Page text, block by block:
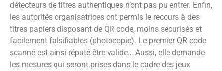
détecteurs de titres authentiques n’ont pas pu entrer. Enfin,
les autorités organisatrices ont permis le recours à des
titres papiers disposant de QR code, moins sécurisés et
facilement falsifiables (photocopie). Le premier QR code
scanné est ainsi réputé être valide… Aussi, elle demande
les mesures qui seront prises dans le cadre des jeux